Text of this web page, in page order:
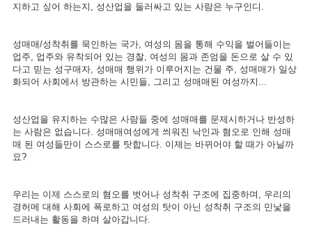
지하고 싶어 하는지, 성산업을 둘러싸고 있는 사람은 누구인디.
성매매/성착취를 묵인하는 국가, 여성의 몸을 통해 수익을 벌어들이는
업주, 업주와 유착되어 있는 경찰, 여성의 몸과 존엄을 돈으로 살 수 있
다고 믿는 성구매자, 성매매 행위가 이루어지는 건물 주, 성매매가 일상
화되어 사회에서 방관하는 시민들, 그리고 성매매된 여성까지...
성산업을 유지하는 수많은 사람들 중에 성매매를 문제시하거나 반성하
는 사람은 없습니다. 성매매여성에게 씌워진 낙인과 혐오로 인해 성매
매 된 여성들만이 스스로를 탓합니다. 이제는 바뀌어야 할 때가 아닐까
요?
우리는 이제 스스로의 혐오를 벗어나 성착취 구조에 집중하며, 우리의
경허메 대해 사회에 폭로하고 여성의 탓이 아닌 성착취 구조의 민낯을
드러내는 활동을 하며 살아갑니다.